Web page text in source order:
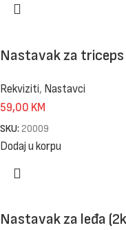
Nastavak za triceps
Rekviziti, Nastavci
59,00 KM
SKU: 20009
Dodaj u korpu
Nastavak za leđa